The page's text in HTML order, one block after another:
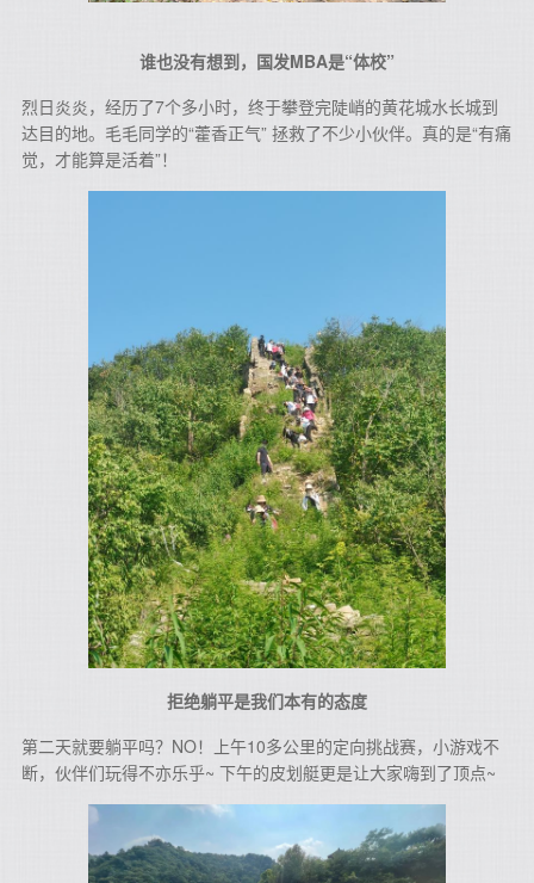
谁也没有想到，国发MBA是“体校”
烈日炎炎，经历了7个多小时，终于攀登完陡峭的黄花城水长城到
达目的地。毛毛同学的“藿香正气” 拯救了不少小伙伴。真的是“有痛
觉，才能算是活着”！
拒绝躺平是我们本有的态度
第二天就要躺平吗？NO！上午10多公里的定向挑战赛，小游戏不
断，伙伴们玩得不亦乐乎~ 下午的皮划艇更是让大家嗨到了顶点~